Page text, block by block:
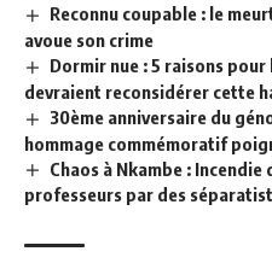
Reconnu coupable : le
avoue son crime
Dormir nue : 5 raisons
devraient reconsidérer cette
30ème anniversaire du
hommage commémoratif
Chaos à Nkambe :
professeurs par des